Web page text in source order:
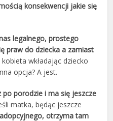
konsekwencji jakie się
legalnego, prostego
praw do dziecka a zamiast
kobieta wkładając dziecko
opcja? A jest.
po porodzie i ma się jeszcze
matka, będąc jeszcze
otrzyma tam